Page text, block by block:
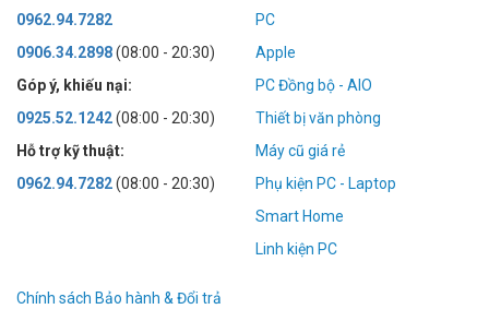
0962.94.7282
0906.34.2898(08:00 - 20:30)
Góp ý, khiếu nại:
0925.52.1242(08:00 - 20:30)
Hỗ trợ kỹ thuật:
0962.94.7282(08:00 - 20:30)
PC
Apple
PC Đồng bộ - AIO
Thiết bị văn phòng
Máy cũ giá rẻ
Phụ kiện PC - Laptop
Smart Home
Linh kiện PC
Chính sách Bảo hành & Đổi trả